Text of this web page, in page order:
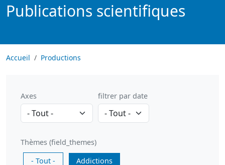
Publications scientifiques
Accueil Productions
Axes filtrer par date
Thèmes (field_themes)
- Tout -
Addictions